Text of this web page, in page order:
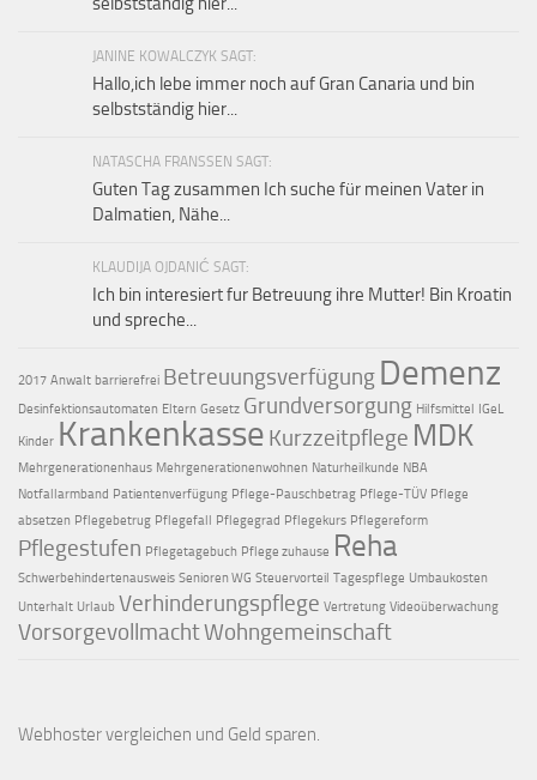
JANINE KOWALCZYK SAGT:
Hallo,ich lebe immer noch auf Gran Canaria und bin
selbstständig hier...
NATASCHA FRANSSEN SAGT:
Guten Tag zusammen Ich suche für meinen Vater in
Dalmatien, Nähe...
KLAUDIJA OJDANIĆ SAGT:
Ich bin interesiert fur Betreuung ihre Mutter! Bin Kroatin
und spreche...
2017 Anwalt barrierefrei Betreuungsverfügung Demenz
Desinfektionsautomaten Eltern Gesetz Grundversorgung Hilfsmittel IGeL
Kinder Krankenkasse Kurzzeitpflege MDK
Mehrgenerationenhaus Mehrgenerationenwohnen Naturheilkunde NBA
Notfallarmband Patientenverfügung Pflege-Pauschbetrag Pflege-TÜV Pflege
absetzen Pflegebetrug Pflegefall Pflegegrad Pflegekurs Pflegereform
Pflegestufen Pflegetagebuch Pflege zuhause Reha
Schwerbehindertenausweis Senioren WG Steuervorteil Tagespflege Umbaukosten
Unterhalt Urlaub Verhinderungspflege Vertretung Videoüberwachung
VorsorgevollmachtWohngemeinschaft
Webhoster vergleichen und Geld sparen.